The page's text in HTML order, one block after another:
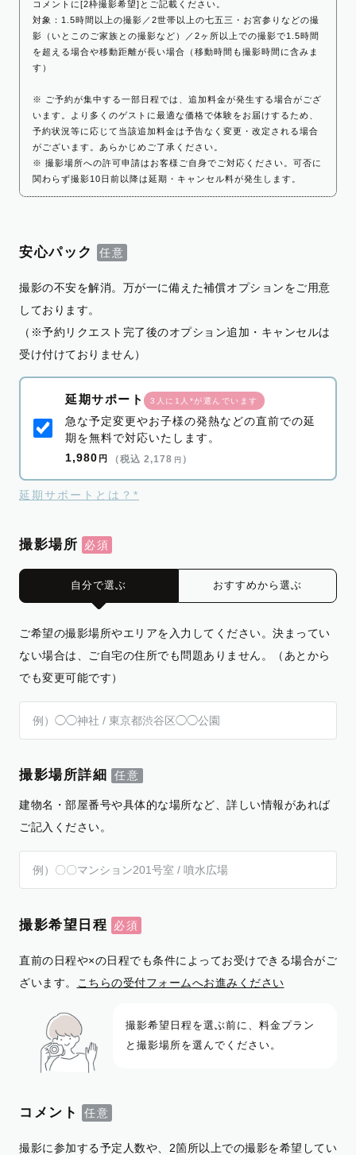
コメントに[2枠撮影希望]とご記載ください。
対象：1.5時間以上の撮影／2世帯以上の七五三・お宮参りなどの撮
影（いとこのご家族との撮影など）／2ヶ所以上での撮影で1.5時間
を超える場合や移動距離が長い場合（移動時間も撮影時間に含みま
す）
※ ご予約が集中する一部日程では、追加料金が発生する場合がござ
います。より多くのゲストに最適な価格で体験をお届けするため、
予約状況等に応じて当該追加料金は予告なく変更・改定される場合
がございます。あらかじめご了承ください。
※ 撮影場所への許可申請はお客様ご自身でご対応ください。可否に
関わらず撮影10日前以降は延期・キャンセル料が発生します。
安心パック
撮影の不安を解消。万が一に備えた補償オプションをご用意
しております。
（※予約リクエスト完了後のオプション追加・キャンセルは
受け付けておりません）
延期サポート 3人に1人*が選んでいます
急な予定変更やお子様の発熱などの直前での延
期を無料で対応いたします。
1,980 円 （税込 2,178 円 ）
延期サポートとは？*
撮影場所
自分で選ぶ おすすめから選ぶ
ご希望の撮影場所やエリアを入力してください。決まってい
ない場合は、ご自宅の住所でも問題ありません。（あとから
でも変更可能です）
撮影場所詳細
建物名・部屋番号や具体的な場所など、詳しい情報があれば
ご記入ください。
撮影希望日程
直前の日程や×の日程でも条件によってお受けできる場合がご
ざいます。
こちらの受付フォームへお進みください
撮影希望日程を選ぶ前に、料金プラン
と撮影場所を選んでください。
コメント
撮影に参加する予定人数や、2箇所以上での撮影を希望してい